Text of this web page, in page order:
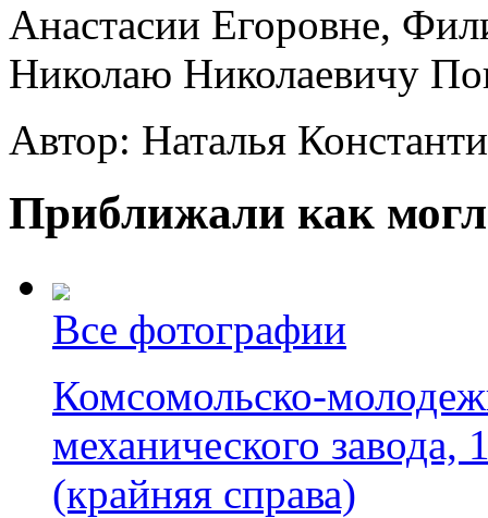
Анастасии Егоровне,
Николаю Николаевичу
Автор: Наталья
Приближали как
Все фотографии
Комсомольско-
механического завода,
(крайняя справа)